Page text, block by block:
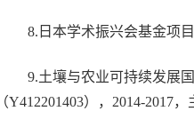
8.日本学术振兴会基金项
9.土壤与农业可持续发展
（Y412201403），2014-2017，